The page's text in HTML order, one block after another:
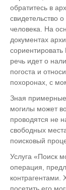
обратитесь в
свидетельство
человека. На
документах
речь идет о
погоста и
похоронах, с
Зная
могилы может
проводятся не
свободных
поисковый
Услуга «Поиск
операция,
контрагентами.